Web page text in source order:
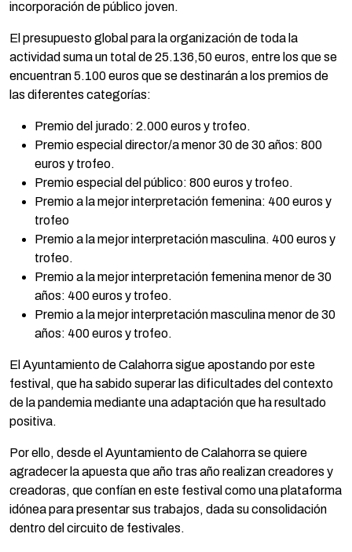
incorporación de público joven.
El presupuesto global para la organización de toda la
actividad suma un total de 25.136,50 euros, entre los que se
encuentran 5.100 euros que se destinarán a los premios de
las diferentes categorías:
Premio del jurado: 2.000 euros y trofeo.
Premio especial director/a menor 30 de 30 años: 800
euros y trofeo.
Premio especial del público: 800 euros y trofeo.
Premio a la mejor interpretación femenina: 400 euros y
trofeo
Premio a la mejor interpretación masculina. 400 euros y
trofeo.
Premio a la mejor interpretación femenina menor de 30
años: 400 euros y trofeo.
Premio a la mejor interpretación masculina menor de 30
años: 400 euros y trofeo.
El Ayuntamiento de Calahorra sigue apostando por este
festival, que ha sabido superar las dificultades del contexto
de la pandemia mediante una adaptación que ha resultado
positiva.
Por ello, desde el Ayuntamiento de Calahorra se quiere
agradecer la apuesta que año tras año realizan creadores y
creadoras, que confían en este festival como una plataforma
idónea para presentar sus trabajos, dada su consolidación
dentro del circuito de festivales.